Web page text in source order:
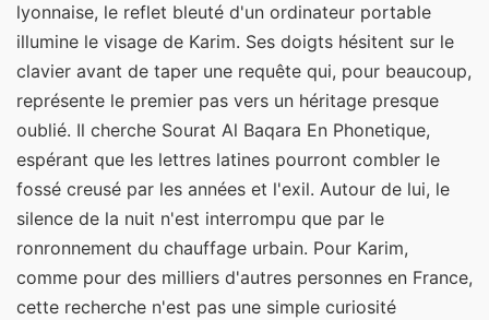
lyonnaise, le reflet bleuté d'un ordinateur portable
illumine le visage de Karim. Ses doigts hésitent sur le
clavier avant de taper une requête qui, pour beaucoup,
représente le premier pas vers un héritage presque
oublié. Il cherche Sourat Al Baqara En Phonetique,
espérant que les lettres latines pourront combler le
fossé creusé par les années et l'exil. Autour de lui, le
silence de la nuit n'est interrompu que par le
ronronnement du chauffage urbain. Pour Karim,
comme pour des milliers d'autres personnes en France,
cette recherche n'est pas une simple curiosité